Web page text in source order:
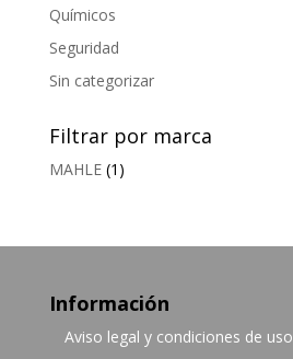
Químicos
Seguridad
Sin categorizar
Filtrar por marca
MAHLE (1)
Información
Aviso legal y condiciones de uso